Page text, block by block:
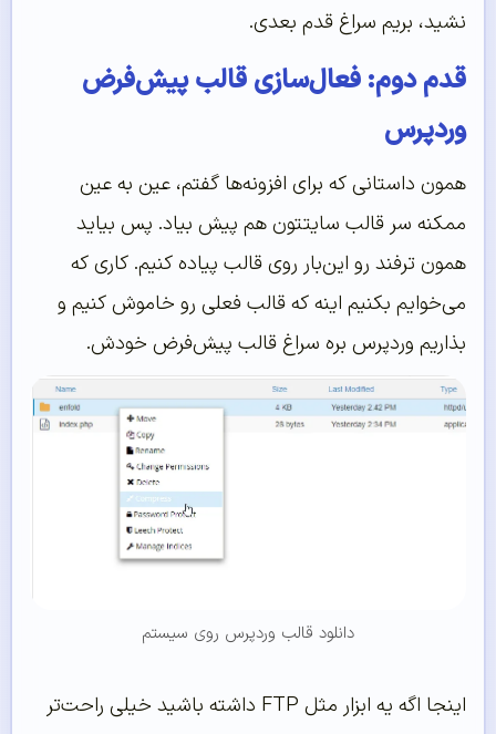
نشید، بریم سراغ قدم بعدی.
قدم دوم: فعال‌سازی قالب پیش‌فرض
وردپرس
همون داستانی که برای افزونه‌ها گفتم، عین به عین
ممکنه سر قالب سایتتون هم پیش بیاد. پس بیاید
همون ترفند رو این‌بار روی قالب پیاده کنیم. کاری که
می‌خوایم بکنیم اینه که قالب فعلی رو خاموش کنیم و
بذاریم وردپرس بره سراغ قالب پیش‌فرض خودش.
دانلود قالب وردپرس روی سیستم
اینجا اگه یه ابزار مثل FTP داشته باشید خیلی راحت‌تر